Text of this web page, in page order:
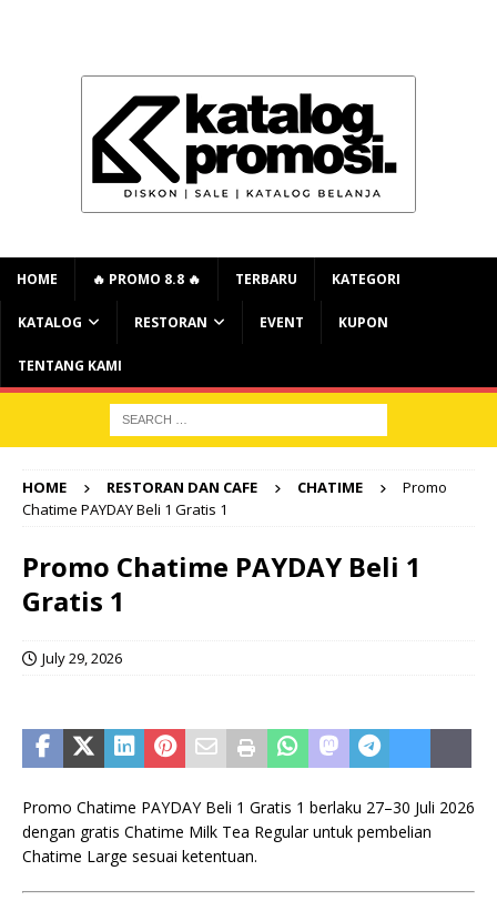
HOME 🔥 PROMO 8.8 🔥 TERBARU KATEGORI
KATALOG RESTORAN EVENT KUPON
TENTANG KAMI
HOME RESTORAN DAN CAFE CHATIME
Promo
Chatime PAYDAY Beli 1 Gratis 1
Promo Chatime PAYDAY Beli 1
Gratis 1
July 29, 2026
Promo Chatime PAYDAY Beli 1 Gratis 1 berlaku 27–30 Juli 2026
dengan gratis Chatime Milk Tea Regular untuk pembelian
Chatime Large sesuai ketentuan.